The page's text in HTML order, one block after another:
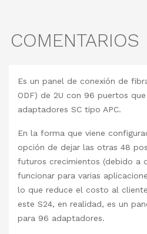
COMENTARIOS
Es un panel de conexión de
ODF) de 2U con 96 puertos
adaptadores SC tipo APC.
En la forma que viene
opción de dejar las otras 48
futuros crecimientos (debido a
funcionar para varias
lo que reduce el costo al
este S24, en realidad, es un
para 96 adaptadores.